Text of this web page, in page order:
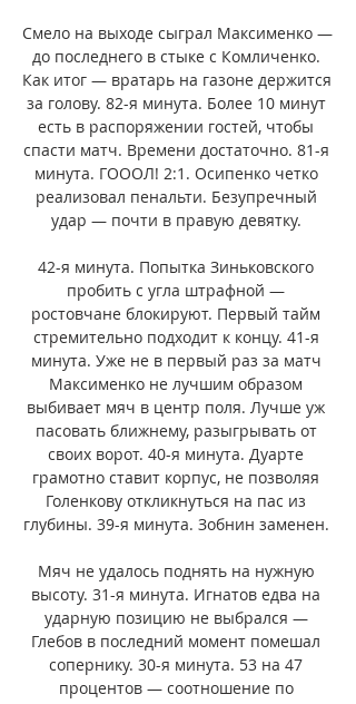
Смело на выходе сыграл Максименко —
до последнего в стыке с Комличенко.
Как итог — вратарь на газоне держится
за голову. 82-я минута. Более 10 минут
есть в распоряжении гостей, чтобы
спасти матч. Времени достаточно. 81-я
минута. ГОООЛ! 2:1. Осипенко четко
реализовал пенальти. Безупречный
удар — почти в правую девятку.
42-я минута. Попытка Зиньковского
пробить с угла штрафной —
ростовчане блокируют. Первый тайм
стремительно подходит к концу. 41-я
минута. Уже не в первый раз за матч
Максименко не лучшим образом
выбивает мяч в центр поля. Лучше уж
пасовать ближнему, разыгрывать от
своих ворот. 40-я минута. Дуарте
грамотно ставит корпус, не позволяя
Голенкову откликнуться на пас из
глубины. 39-я минута. Зобнин заменен.
Мяч не удалось поднять на нужную
высоту. 31-я минута. Игнатов едва на
ударную позицию не выбрался —
Глебов в последний момент помешал
сопернику. 30-я минута. 53 на 47
процентов — соотношение по